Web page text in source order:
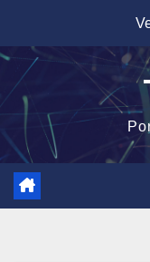
contenuto